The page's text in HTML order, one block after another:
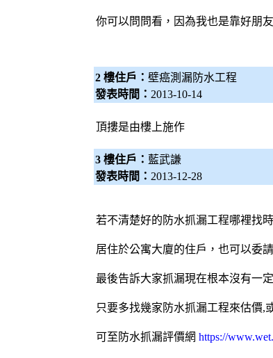
你可以問問看，因為我也是靠好朋
2 樓住戶： 壁癌測漏防水工程
發表時間： 2013-10-14
頂摟是由樓上施作
3 樓住戶： 藍武謙
發表時間： 2013-12-28
若不清楚好的防水抓漏工程哪裡找
居住於公寓大廈的住戶，也可以委
最後告訴大家抓漏現在根本沒有一
只要多找幾家防水抓漏工程來估價,
可至防水抓漏評價網 https://